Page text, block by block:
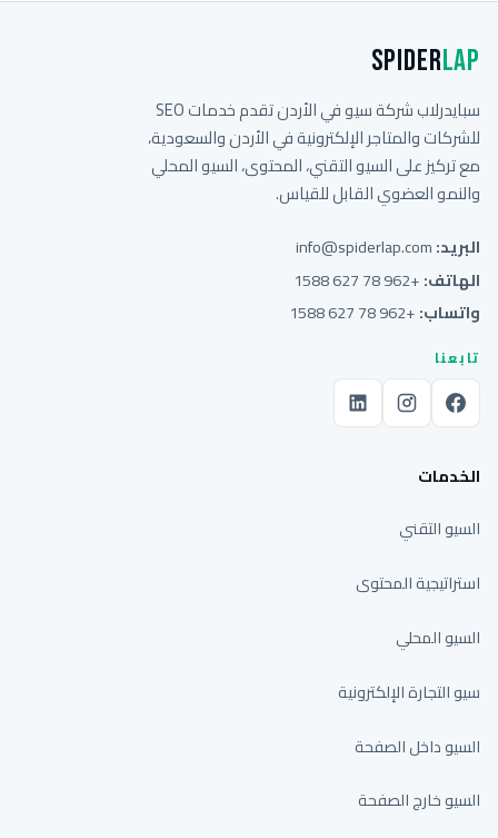
SpiderLap
سبايدرلاب شركة سيو في الأردن تقدم خدمات SEO
للشركات والمتاجر الإلكترونية في الأردن والسعودية،
مع تركيز على السيو التقني، المحتوى، السيو المحلي
والنمو العضوي القابل للقياس.
البريد:info@spiderlap.com
الهاتف:+962 78 627 1588
واتساب:+962 78 627 1588
تابعنا
الخدمات
السيو التقني
استراتيجية المحتوى
السيو المحلي
سيو التجارة الإلكترونية
السيو داخل الصفحة
السيو خارج الصفحة